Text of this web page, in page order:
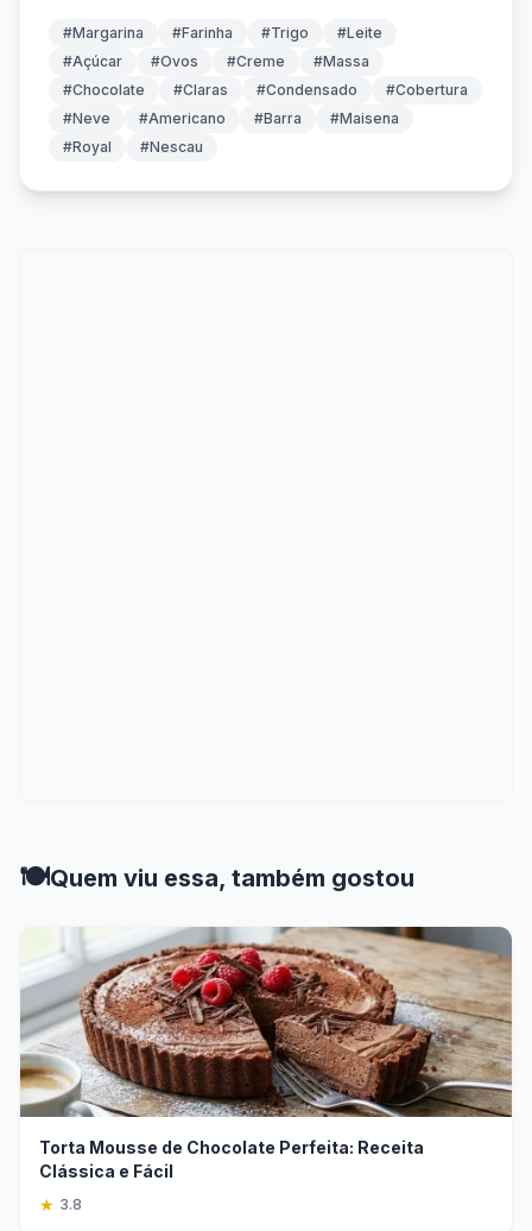
#Margarina #Farinha #Trigo
#Leite
#Açúcar
#Ovos #Creme
#Massa
#Chocolate
#Claras #Condensado
#Cobertura
#Neve
#Americano #Barra
#Maisena
#Royal
#Nescau
🍽️Quem viu essa, também gostou
Torta Mousse de Chocolate Perfeita: Receita
Clássica e Fácil
★ 3.8